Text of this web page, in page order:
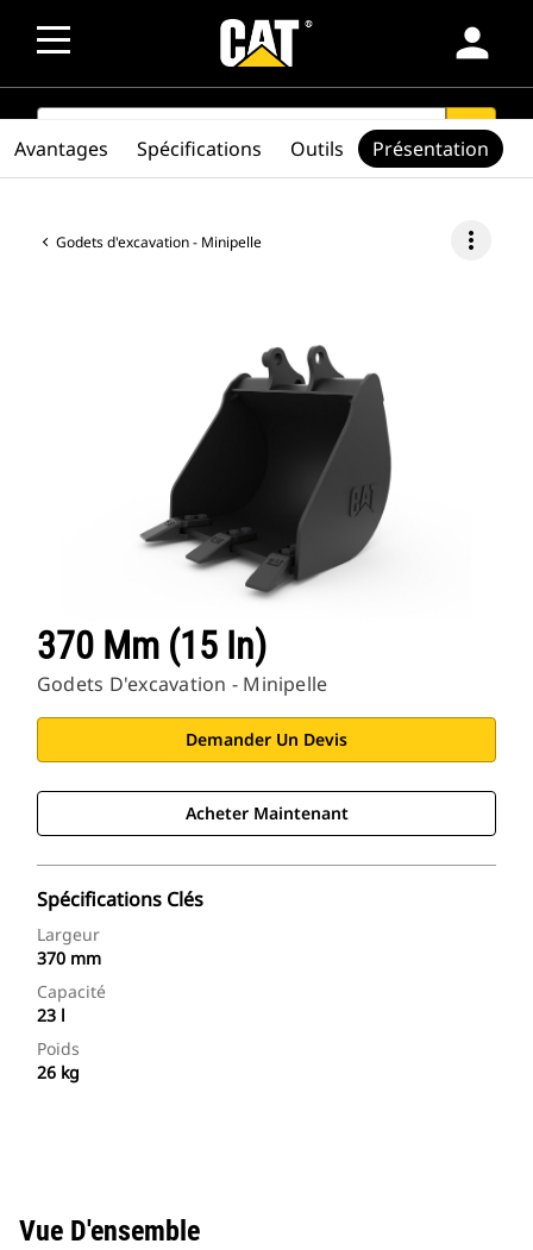
person
SEARCH search
Godets d'excavation - Minipelle more_vert
370 Mm (15 In)
Godets D'excavation - Minipelle
Demander Un Devis
Acheter Maintenant
Spécifications Clés
Largeur
370 mm
Capacité
23 l
Poids
26 kg
Avantages Spécifications Outils Présentation
Vue D'ensemble